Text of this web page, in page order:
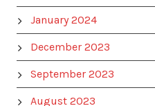
January 2024
December 2023
September 2023
August 2023